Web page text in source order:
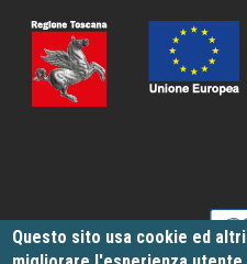
Questo sito usa cookie ed